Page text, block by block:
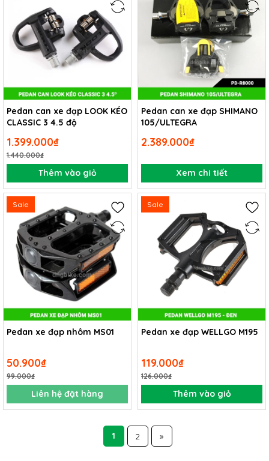
Pedan can xe đạp LOOK KÉO
CLASSIC 3 4.5 độ
1.399.000₫
1.440.000₫
Thêm vào giỏ
Pedan can xe đạp SHIMANO
105/ULTEGRA
2.389.000₫
Xem chi tiết
Sale
Pedan xe đạp nhôm MS01
50.900₫
99.000₫
Liên hệ đặt hàng
Sale
Pedan xe đạp WELLGO M195
119.000₫
126.000₫
Thêm vào giỏ
1 2 »